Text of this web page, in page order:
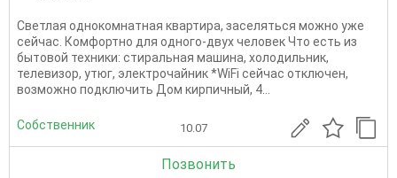
Светлая однокомнатная квартира, заселяться можно уже
сейчас. Комфортно для одного-двух человек Что есть из
бытовой техники: стиральная машина, холодильник,
телевизор, утюг, электрочайник *WiFi сейчас отключен,
возможно подключить Дом кирпичный, 4...
Собственник 10.07
Позвонить